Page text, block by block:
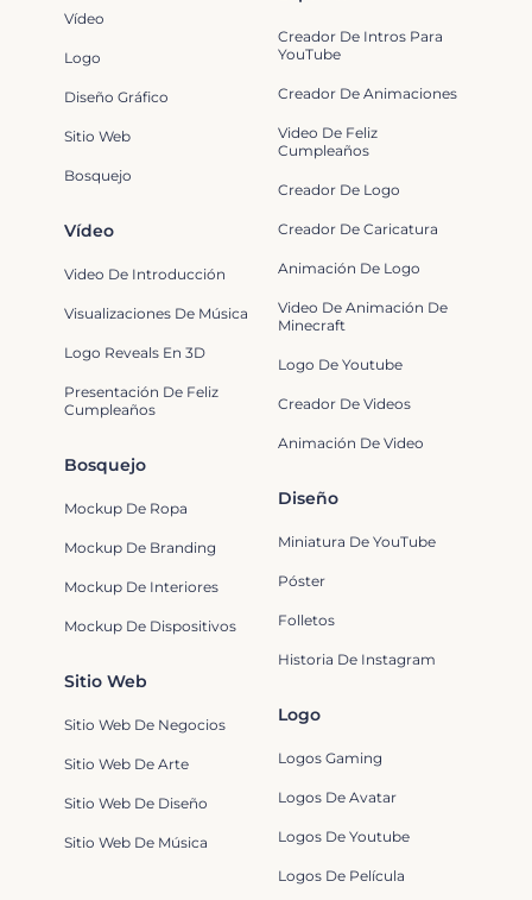
Bosquejo
Mockup De Ropa
Mockup De Branding
Mockup De Interiores
Mockup De Dispositivos
Diseño
Miniatura De YouTube
Póster
Folletos
Historia De Instagram
Vídeo
Logo
Diseño Gráfico
Sitio Web
Bosquejo
Logo
Logos Gaming
Logos De Avatar
Logos De Youtube
Logos De Película
Creador De Intros Para
YouTube
Creador De Animaciones
Video De Feliz
Cumpleaños
Creador De Logo
Creador De Caricatura
Animación De Logo
Video De Animación De
Minecraft
Logo De Youtube
Creador De Videos
Animación De Video
Vídeo
Video De Introducción
Visualizaciones De Música
Logo Reveals En 3D
Presentación De Feliz
Cumpleaños
Sitio Web
Sitio Web De Negocios
Sitio Web De Arte
Sitio Web De Diseño
Sitio Web De Música